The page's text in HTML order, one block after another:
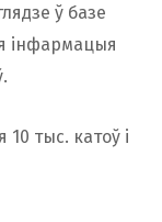
ў базе
інфармацыя
тыс. катоў і